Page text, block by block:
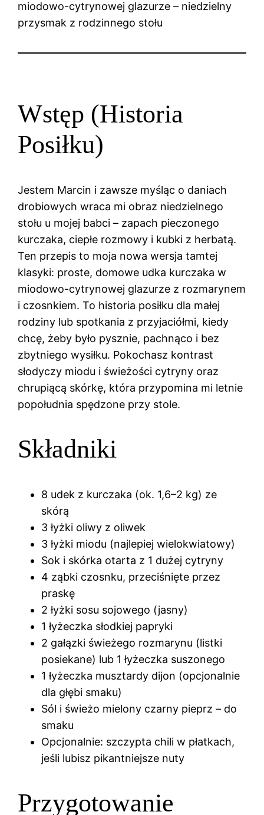
Wstęp (Historia
Posiłku)
Jestem Marcin i zawsze myśląc o daniach
drobiowych wraca mi obraz niedzielnego
stołu u mojej babci – zapach pieczonego
kurczaka, ciepłe rozmowy i kubki z herbatą.
Ten przepis to moja nowa wersja tamtej
klasyki: proste, domowe udka kurczaka w
miodowo-cytrynowej glazurze z rozmarynem
i czosnkiem. To historia posiłku dla małej
rodziny lub spotkania z przyjaciółmi, kiedy
chcę, żeby było pysznie, pachnąco i bez
zbytniego wysiłku. Pokochasz kontrast
słodyczy miodu i świeżości cytryny oraz
chrupiącą skórkę, która przypomina mi letnie
popołudnia spędzone przy stole.
Składniki
8 udek z kurczaka (ok. 1,6–2 kg) ze
skórą
3 łyżki oliwy z oliwek
3 łyżki miodu (najlepiej wielokwiatowy)
Sok i skórka otarta z 1 dużej cytryny
4 ząbki czosnku, przeciśnięte przez
praskę
2 łyżki sosu sojowego (jasny)
1 łyżeczka słodkiej papryki
2 gałązki świeżego rozmarynu (listki
posiekane) lub 1 łyżeczka suszonego
1 łyżeczka musztardy dijon (opcjonalnie
dla głębi smaku)
Sól i świeżo mielony czarny pieprz – do
smaku
Opcjonalnie: szczypta chili w płatkach,
jeśli lubisz pikantniejsze nuty
Przygotowanie